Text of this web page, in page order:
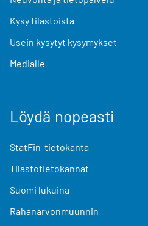
Kysy tilastoista
Usein kysytyt kysymykset
Medialle
Löydä nopeasti
StatFin-tietokanta
Tilastotietokannat
Suomi lukuina
Rahanarvonmuunnin